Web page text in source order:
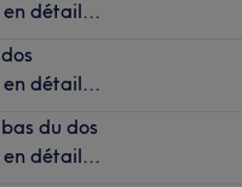
détail...
détail...
du dos
détail...